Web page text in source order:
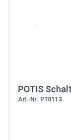
POTIS
Art.-Nr.: PT0113